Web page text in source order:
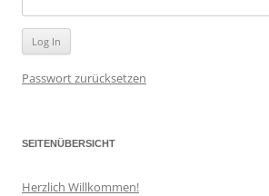
Passwort zurücksetzen
SEITENÜBERSICHT
Herzlich Willkommen!